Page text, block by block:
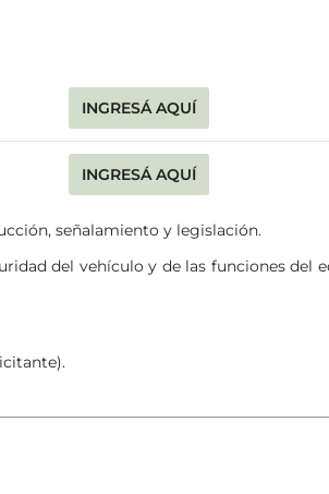
INGRESÁ AQUÍ
INGRESÁ AQUÍ
señalamiento y legislación.
del vehículo y de las funciones del